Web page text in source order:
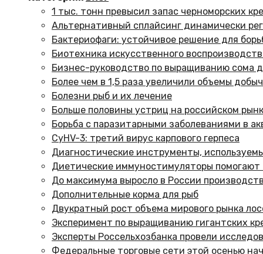
1 тыс. тонн превысил запас черноморских
Альтернативный сплайсинг динамически
Бактериофаги: устойчивое решение для
Биотехника искусственного
Бизнес-руководство по выращиванию сома
Более чем в 1,5 раза увеличили объемы
Болезни рыб и их лечение
Больше половины устриц на российском
Борьба с паразитарными заболеваниями в
CyHV-3: третий вирус карпового герпеса
Диагностические инструменты,
Диетические иммуностимуляторы помогают
До максимума выросло в России
Дополнительные корма для рыб
Двукратный рост объема мирового рынка
Эксперимент по выращиванию гигантских
Эксперты Россельхозбанка провели
Федеральные торговые сети этой осенью